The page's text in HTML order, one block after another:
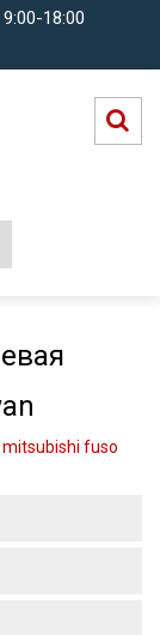
18:00
fuso